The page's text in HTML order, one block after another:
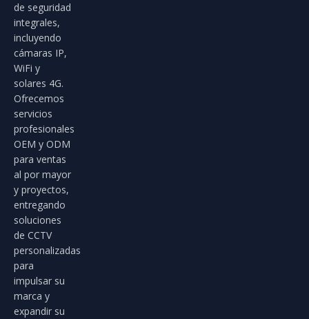
de seguridad
integrales,
incluyendo
cámaras IP,
WiFi y
solares 4G.
Ofrecemos
servicios
profesionales
OEM y ODM
para ventas
al por mayor
y proyectos,
entregando
soluciones
de CCTV
personalizadas
para
impulsar su
marca y
expandir su